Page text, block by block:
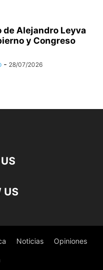
de Alejandro Leyva
y Congreso
- 28/07/2026
US
Noticias Opiniones